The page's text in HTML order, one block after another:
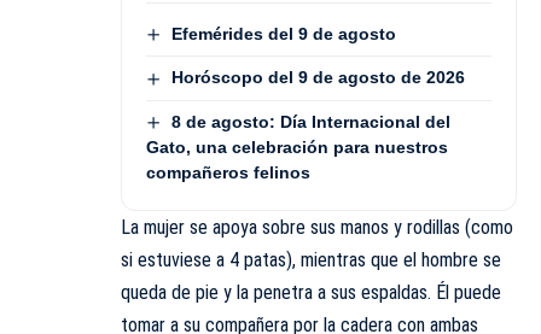
Efemérides del 9 de agosto
Horóscopo del 9 de agosto de 2026
8 de agosto: Día Internacional del
Gato, una celebración para nuestros
compañeros felinos
La mujer se apoya sobre sus manos y rodillas (como
si estuviese a 4 patas), mientras que el hombre se
queda de pie y la penetra a sus espaldas. Él puede
tomar a su compañera por la cadera con ambas